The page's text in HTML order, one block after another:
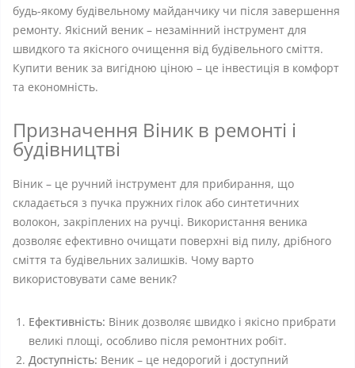
будь-якому будівельному майданчику чи після завершення
ремонту. Якісний веник – незамінний інструмент для
швидкого та якісного очищення від будівельного сміття.
Купити веник за вигідною ціною – це інвестиція в комфорт
та економність.
Призначення Віник в ремонті і
будівництві
Віник – це ручний інструмент для прибирання, що
складається з пучка пружних гілок або синтетичних
волокон, закріплених на ручці. Використання веника
дозволяє ефективно очищати поверхні від пилу, дрібного
сміття та будівельних залишків. Чому варто
використовувати саме веник?
Ефективність: Віник дозволяє швидко і якісно прибрати
великі площі, особливо після ремонтних робіт.
Доступність: Веник – це недорогий і доступний